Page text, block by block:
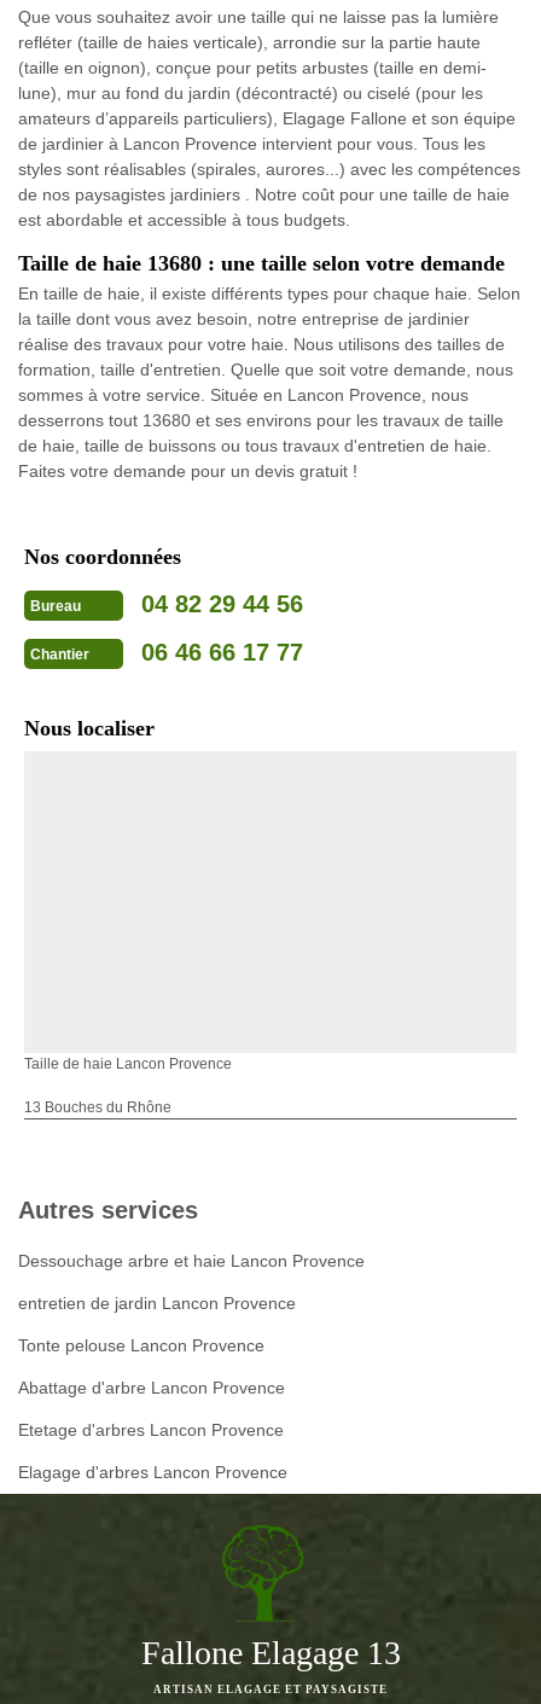
Que vous souhaitez avoir une taille qui ne laisse pas la lumière
refléter (taille de haies verticale), arrondie sur la partie haute
(taille en oignon), conçue pour petits arbustes (taille en demi-
lune), mur au fond du jardin (décontracté) ou ciselé (pour les
amateurs d’appareils particuliers), Elagage Fallone et son équipe
de jardinier à Lancon Provence intervient pour vous. Tous les
styles sont réalisables (spirales, aurores...) avec les compétences
de nos paysagistes jardiniers . Notre coût pour une taille de haie
est abordable et accessible à tous budgets.
Taille de haie 13680 : une taille selon votre demande
En taille de haie, il existe différents types pour chaque haie. Selon
la taille dont vous avez besoin, notre entreprise de jardinier
réalise des travaux pour votre haie. Nous utilisons des tailles de
formation, taille d'entretien. Quelle que soit votre demande, nous
sommes à votre service. Située en Lancon Provence, nous
desserrons tout 13680 et ses environs pour les travaux de taille
de haie, taille de buissons ou tous travaux d'entretien de haie.
Faites votre demande pour un devis gratuit !
Nos coordonnées
Bureau 04 82 29 44 56
Chantier 06 46 66 17 77
Nous localiser
Taille de haie Lancon Provence
13 Bouches du Rhône
Autres services
Dessouchage arbre et haie Lancon Provence
entretien de jardin Lancon Provence
Tonte pelouse Lancon Provence
Abattage d'arbre Lancon Provence
Etetage d'arbres Lancon Provence
Elagage d'arbres Lancon Provence
Fallone Elagage 13
ARTISAN ELAGAGE ET PAYSAGISTE